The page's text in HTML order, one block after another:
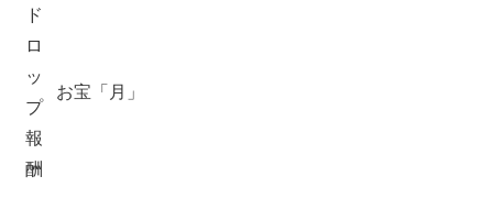
ド
ロ
ッ
プ
報
酬
お宝「月」